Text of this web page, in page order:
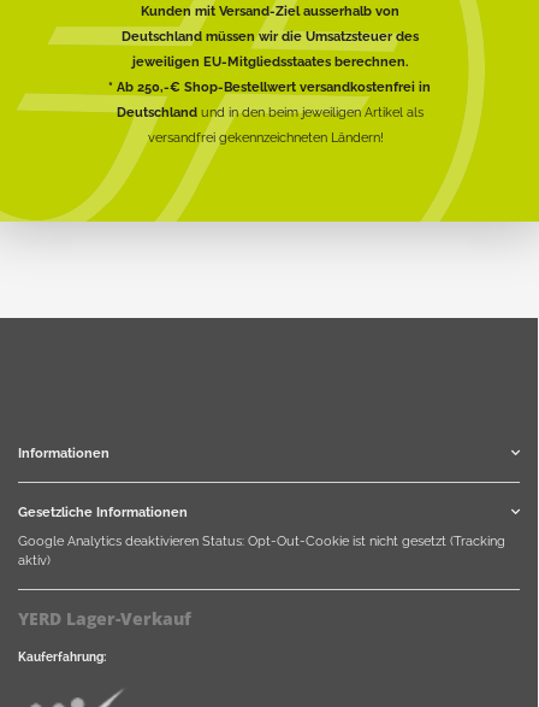
Kunden mit Versand-Ziel ausserhalb von
Deutschland müssen wir die Umsatzsteuer des
jeweiligen EU-Mitgliedsstaates berechnen.
* Ab 250,-€ Shop-Bestellwert versandkostenfrei in
Deutschlandund in den beim jeweiligen Artikel als
versandfrei gekennzeichneten Ländern!
Informationen
Gesetzliche Informationen
Google Analytics deaktivieren Status: Opt-Out-Cookie ist nicht gesetzt (Tracking
aktiv)
YERD Lager-Verkauf
Kauferfahrung: